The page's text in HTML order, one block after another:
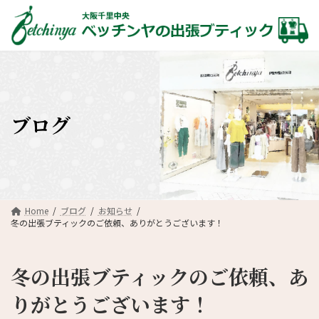
ブログ
Home ブログ
お知らせ
冬の出張ブティックのご依頼、ありがとうございます！
冬の出張ブティックのご依頼、あ
りがとうございます！